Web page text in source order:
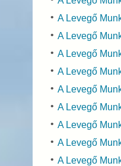
A Levegő
A Levegő
A Levegő
A Levegő
A Levegő
A Levegő
A Levegő
A Levegő
A Levegő